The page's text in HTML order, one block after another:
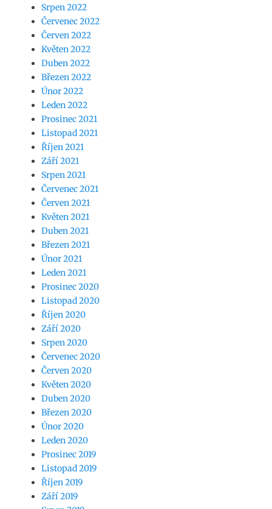
Srpen 2022
Červenec 2022
Červen 2022
Květen 2022
Duben 2022
Březen 2022
Únor 2022
Leden 2022
Prosinec 2021
Listopad 2021
Říjen 2021
Září 2021
Srpen 2021
Červenec 2021
Červen 2021
Květen 2021
Duben 2021
Březen 2021
Únor 2021
Leden 2021
Prosinec 2020
Listopad 2020
Říjen 2020
Září 2020
Srpen 2020
Červenec 2020
Červen 2020
Květen 2020
Duben 2020
Březen 2020
Únor 2020
Leden 2020
Prosinec 2019
Listopad 2019
Říjen 2019
Září 2019